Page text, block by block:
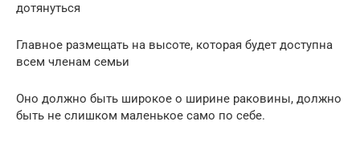
дотянуться
Главное размещать на высоте, которая будет доступна
всем членам семьи
Оно должно быть широкое о ширине раковины, должно
быть не слишком маленькое само по себе.